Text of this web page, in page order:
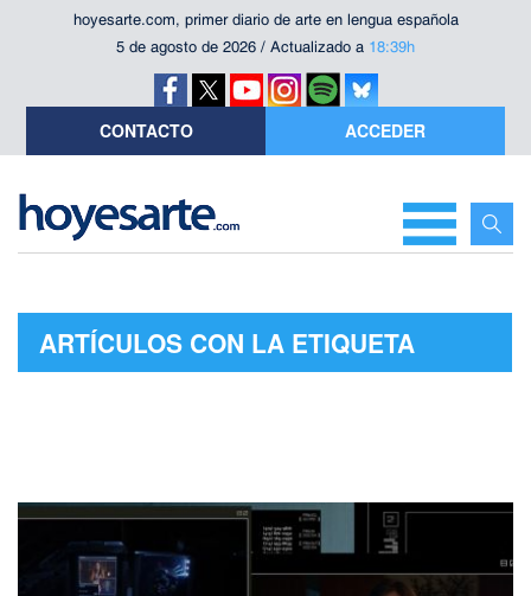
hoyesarte.com, primer diario de arte en lengua española
5 de agosto de 2026 / Actualizado a 18:39h
CONTACTO ACCEDER
ARTÍCULOS CON LA ETIQUETA